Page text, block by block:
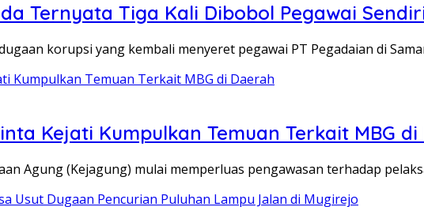
Ternyata Tiga Kali Dibobol Pegawai
korupsi yang kembali menyeret pegawai PT Pegadaian di
Kejati Kumpulkan Temuan Terkait MBG
Agung (Kejagung) mulai memperluas pengawasan terhadap